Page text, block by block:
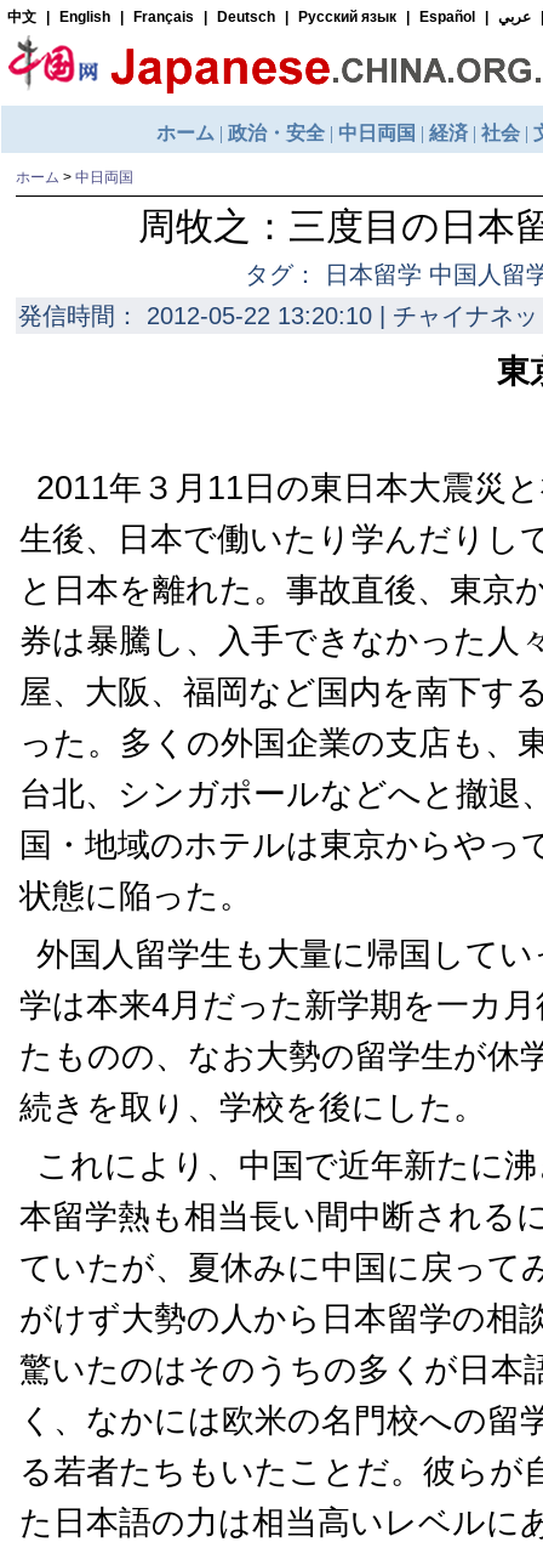
ホーム > 中日両国
周牧之：三度目の日本
タグ： 日本留学 中国人
発信時間： 2012-05-22 13:20:10 | チャイナネ
東
2011年３月11日の東日本大震災
生後、日本で働いたり学んだりし
と日本を離れた。事故直後、東京
券は暴騰し、入手できなかった人
屋、大阪、福岡など国内を南下す
った。多くの外国企業の支店も、
台北、シンガポールなどへと撤退
国・地域のホテルは東京からやっ
状態に陥った。
外国人留学生も大量に帰国して
学は本来4月だった新学期を一カ
たものの、なお大勢の留学生が休
続きを取り、学校を後にした。
これにより、中国で近年新たに
本留学熱も相当長い間中断される
ていたが、夏休みに中国に戻って
がけず大勢の人から日本留学の相
驚いたのはそのうちの多くが日本
く、なかには欧米の名門校への留
る若者たちもいたことだ。彼らが
た日本語の力は相当高いレベルに